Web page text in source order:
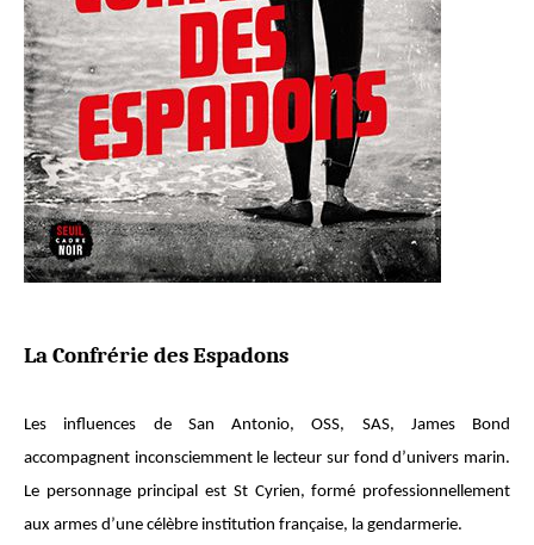
La Confrérie des Espadons
Les influences de San Antonio, OSS, SAS, James Bond
accompagnent inconsciemment le lecteur sur fond d’univers marin.
Le personnage principal est St Cyrien, formé professionnellement
aux armes d’une célèbre institution française, la gendarmerie.